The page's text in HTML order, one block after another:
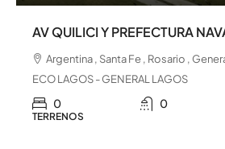
AV QUILICI Y PREFECTURA
Argentina , Santa Fe , Rosario ,
ECO LAGOS - GENERAL LAGOS
0 0
TERRENOS